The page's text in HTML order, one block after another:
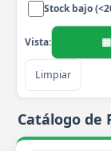
Stock bajo
Vista: ▦
Limpiar
Catálogo de